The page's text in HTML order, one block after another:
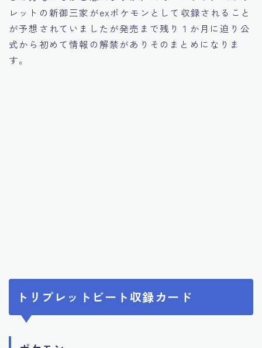
レットの新御三家がexポケモンとして収録されること
が予想されていましたが発売まで残り１か月に迫り公
式から初めて情報の解禁がありそのまとめになりま
す。
トリプレットビート収録カード